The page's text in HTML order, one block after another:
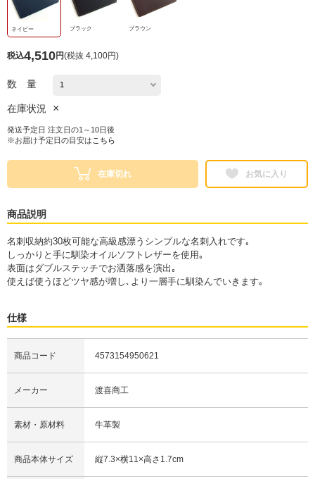
ネイビー ブラック ブラウン
税込4,510円(税抜 4,100円)
数 量
在庫状況 ×
発送予定日 注文日の1～10日後
※お届け予定日の目安は こちら
在庫切れ お気に入り
商品説明
名刺収納約30枚可能な高級感漂うシンプルな名刺入れです｡
しっかりと手に馴染オイルソフトレザーを使用｡
表面はダブルステッチでお洒落感を演出｡
使えば使うほどツヤ感が増し､より一層手に馴染んでいきます｡
仕様
商品コード 4573154950621
メーカー 渡喜商工
素材・原材料 牛革製
商品本体サイズ 縦7.3×横11×高さ1.7cm